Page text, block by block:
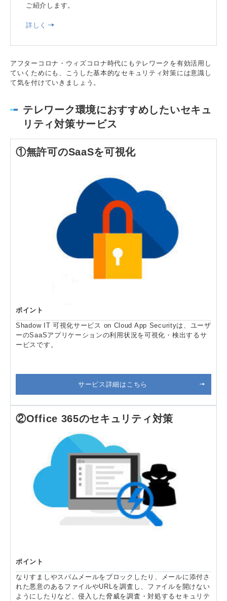
ご紹介します。
詳しく
アフターコロナ・ウィズコロナ時代にもテレワークを有効活用し
ていくためにも、こうした基本的なセキュリティ対策には意識し
て気を付けていきましょう。
テレワーク環境におすすめしたいセキュ
リティ対策サービス
①無許可のSaaSを可視化
ポイント
Shadow IT 可視化サービス on Cloud App Securityは、ユーザ
ーのSaaSアプリケーションの利用状況を可視化・検出するサ
ービスです。
サービス詳細はこちら
②Office 365のセキュリティ対策
ポイント
なりすましやスパムメールをブロックしたり、メールに添付さ
れた悪意のあるファイルやURLを調査し、ファイルを開けない
ようにしたりなど、侵入した脅威を調査・対処するセキュリテ